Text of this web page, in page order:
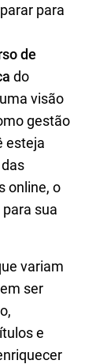
para
de
do
visão
gestão
esteja
online, o
sua
variam
ser
e